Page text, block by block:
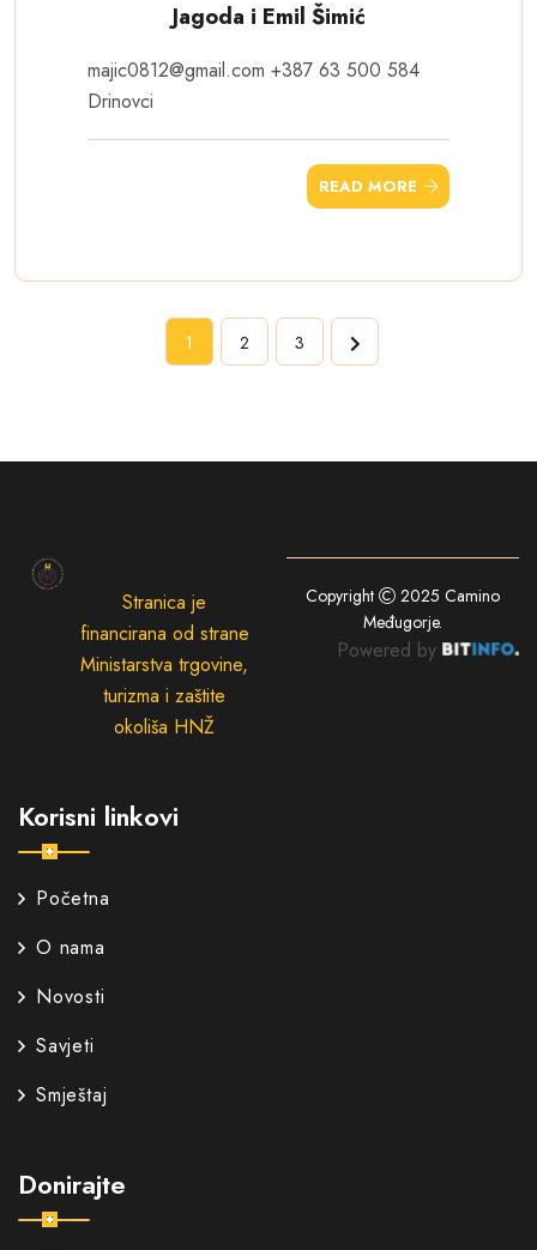
Jagoda i Emil Šimić
majic0812@gmail.com +387 63 500 584
Drinovci
READ MORE
1 2 3
Stranica je
financirana od strane
Ministarstva trgovine,
turizma i zaštite
okoliša HNŽ
Korisni linkovi
Početna
O nama
Novosti
Savjeti
Smještaj
Donirajte
Copyright 2025 Camino
Međugorje.
Powered by